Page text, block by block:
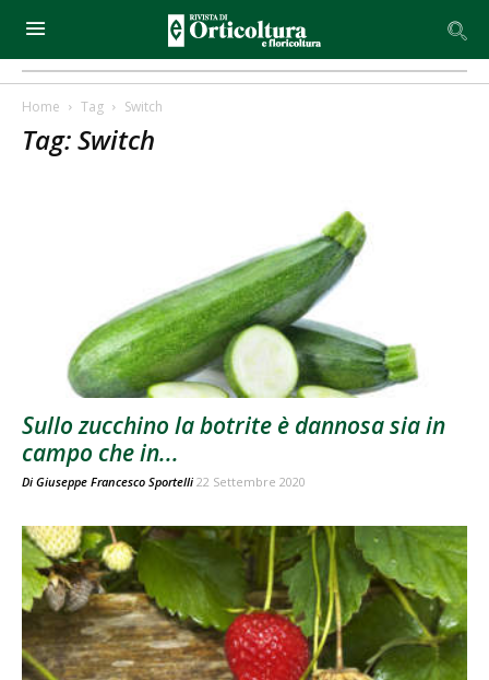
Home Tag Switch
Tag: Switch
Sullo zucchino la botrite è dannosa sia in
campo che in...
Di Giuseppe Francesco Sportelli 22 Settembre 2020